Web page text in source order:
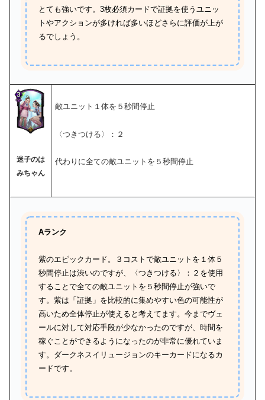
とても強いです。3枚必須カードで証拠を使うユニッ
トやアクションが多ければ多いほどさらに評価が上が
るでしょう。
迷子のは
みちゃん
敵ユニット１体を５秒間停止
〈つきつける〉：２
代わりに全ての敵ユニットを５秒間停止
Aランク
紫のエピックカード。３コストで敵ユニットを１体５
秒間停止は渋いのですが、〈つきつける〉：２を使用
することで全ての敵ユニットを５秒間停止が強いで
す。紫は「証拠」を比較的に集めやすい色の可能性が
高いため全体停止が使えると考えてます。今までヴェ
ールに対して対応手段が少なかったのですが、時間を
稼ぐことができるようになったのが非常に優れていま
す。ダークネスイリュージョンのキーカードになるカ
ードです。